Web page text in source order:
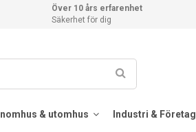
Över 10 års erfarenhet
Säkerhet för dig
Inomhus & utomhus Industri & Företag